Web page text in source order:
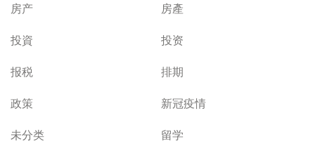
房产
房產
投資
投资
报税
排期
政策
新冠疫情
未分类
留学